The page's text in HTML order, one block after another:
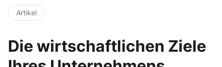
Artikel
Die wirtschaftlichen Ziele